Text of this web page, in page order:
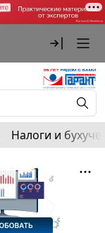
Налоги и